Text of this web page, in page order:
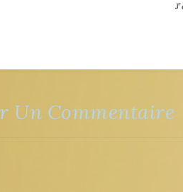
Un Commentaire